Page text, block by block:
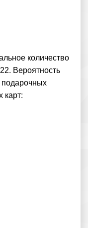
количество
Вероятность
карт: